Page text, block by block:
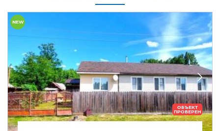
NEW
ОБЪЕКТ
ПРОВЕРЕН